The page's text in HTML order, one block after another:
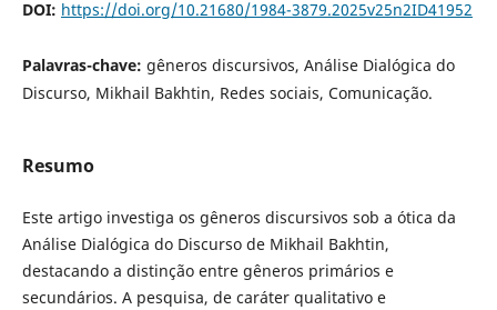
DOI: https://doi.org/10.21680/1984-3879.2025v25n2ID41952
Palavras-chave: gêneros discursivos, Análise Dialógica do
Discurso, Mikhail Bakhtin, Redes sociais, Comunicação.
Resumo
Este artigo investiga os gêneros discursivos sob a ótica da
Análise Dialógica do Discurso de Mikhail Bakhtin,
destacando a distinção entre gêneros primários e
secundários. A pesquisa, de caráter qualitativo e